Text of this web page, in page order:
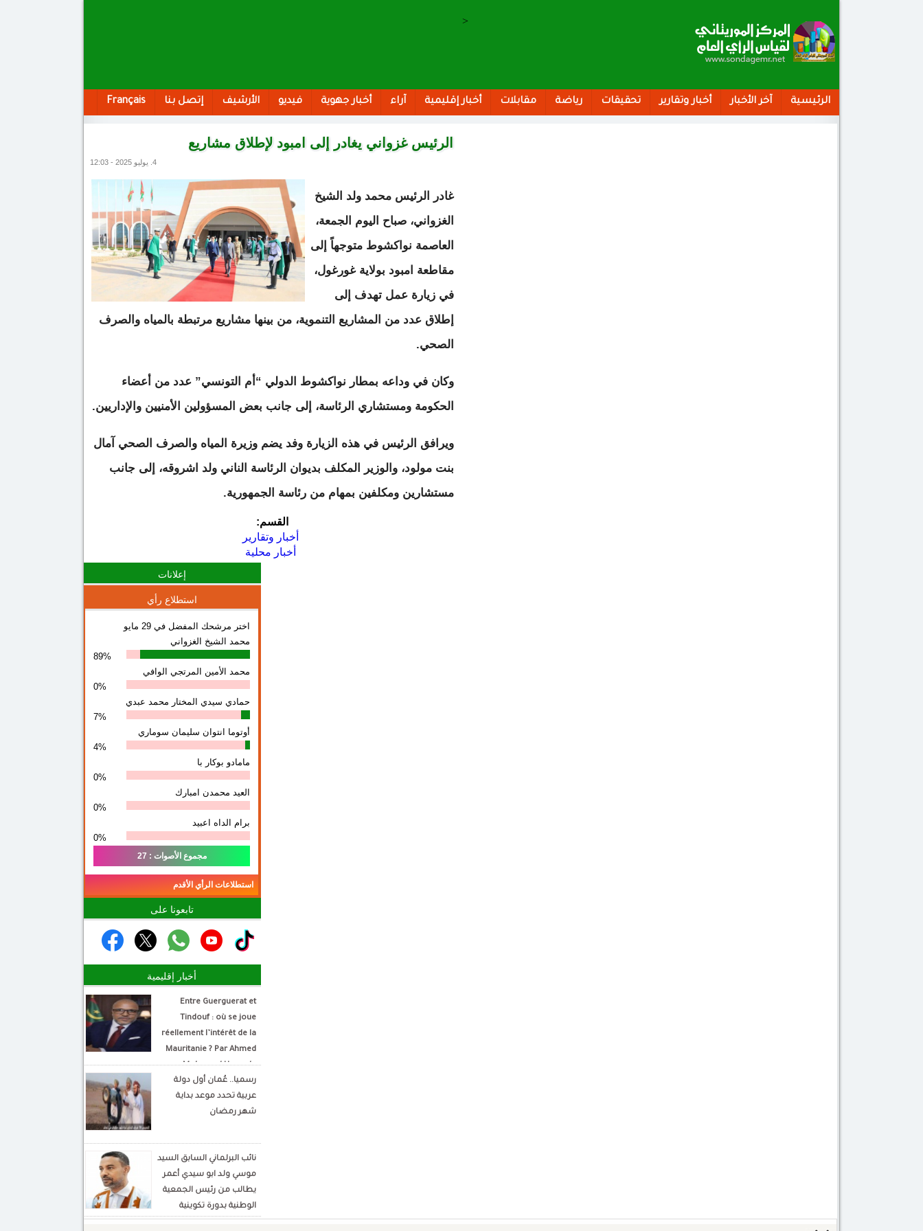
>
الرئيسية آخر الأخبار أخبار وتقارير تحقيقات رياضة مقابلات أخبار إقليمية آراء أخبار جهوية فيديو الأرشيف إتصل بنا Français
الرئيس غزواني يغادر إلى امبود لإطلاق مشاريع
4. يوليو 2025 - 12:03
غادر الرئيس محمد ولد الشيخ
الغزواني، صباح اليوم الجمعة،
العاصمة نواكشوط متوجهاً إلى
مقاطعة امبود بولاية غورغول،
في زيارة عمل تهدف إلى
إطلاق عدد من المشاريع التنموية، من بينها مشاريع مرتبطة بالمياه والصرف
الصحي.
وكان في وداعه بمطار نواكشوط الدولي “أم التونسي” عدد من أعضاء
الحكومة ومستشاري الرئاسة، إلى جانب بعض المسؤولين الأمنيين والإداريين.
ويرافق الرئيس في هذه الزيارة وفد يضم وزيرة المياه والصرف الصحي آمال
بنت مولود، والوزير المكلف بديوان الرئاسة الناني ولد اشروقه، إلى جانب
مستشارين ومكلفين بمهام من رئاسة الجمهورية.
القسم:
أخبار وتقارير
أخبار محلية
إعلانات
استطلاع رأي
اختر مرشحك المفضل في 29 مايو
محمد الشيخ الغزواني
89%
محمد الأمين المرتجي الوافي
0%
حمادي سيدي المختار محمد عبدي
7%
أوتوما انتوان سلیمان سوماري
4%
مامادو بوكار با
0%
العيد محمدن امبارك
0%
برام الداه اعبيد
0%
مجموع الأصوات : 27
استطلاعات الرأي الأقدم
تابعونا على
أخبار إقليمية
Entre Guerguerat et
Tindouf : où se joue
réellement l’intérêt de la
Mauritanie ? Par Ahmed
Mohamed Hamada
Écrivain et analyste
politique
رسميا.. عُمان أول دولة
عربية تحدد موعد بداية
شهر رمضان
نائب البرلماني السابق السيد
موسي ولد ابو سيدي أعمر
يطالب من رئيس الجمعية
الوطنية بدورة تكوينية
للنواب الجديد